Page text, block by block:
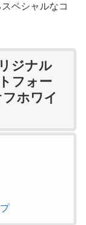
ペシャルなコ
ジナル
フォー
ホワイ